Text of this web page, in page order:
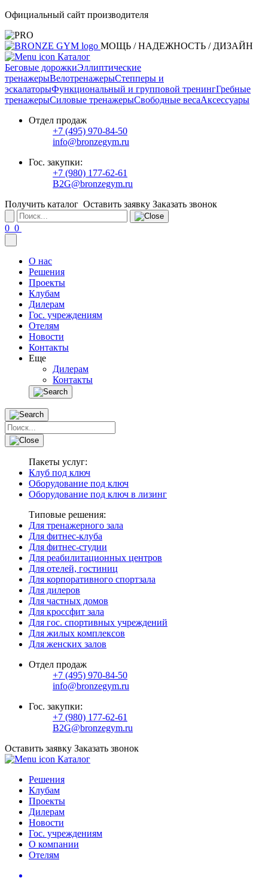
Официальный сайт производителя
МОЩЬ / НАДЕЖНОСТЬ / ДИЗАЙН
Каталог
Беговые дорожкиЭллиптические
тренажерыВелотренажерыСтепперы и
эскалаторыФункциональный и групповой тренингГребные
тренажерыСиловые тренажерыСвободные весаАксессуары
Отдел продаж
+7 (495) 970-84-50
info@bronzegym.ru
Гос. закупки:
+7 (980) 177-62-61
B2G@bronzegym.ru
Получить каталог Оставить заявку Заказать звонок
0 0
О нас
Решения
Проекты
Клубам
Дилерам
Гос. учреждениям
Отелям
Новости
Контакты
Еще
Дилерам
Контакты
Пакеты услуг:
Клуб под ключ
Оборудование под ключ
Оборудование под ключ в лизинг
Типовые решения:
Для тренажерного зала
Для фитнес-клуба
Для фитнес-студии
Для реабилитационных центров
Для отелей, гостиниц
Для корпоративного спортзала
Для дилеров
Для частных домов
Для кроссфит зала
Для гос. спортивных учреждений
Для жилых комплексов
Для женских залов
Отдел продаж
+7 (495) 970-84-50
info@bronzegym.ru
Гос. закупки:
+7 (980) 177-62-61
B2G@bronzegym.ru
Оставить заявку Заказать звонок
Каталог
Решения
Клубам
Проекты
Дилерам
Новости
Гос. учреждениям
О компании
Отелям